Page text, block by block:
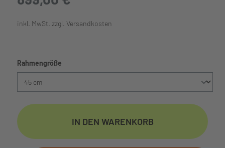
inkl. MwSt. zzgl. Versandkosten
Rahmengröße
IN DEN WARENKORB